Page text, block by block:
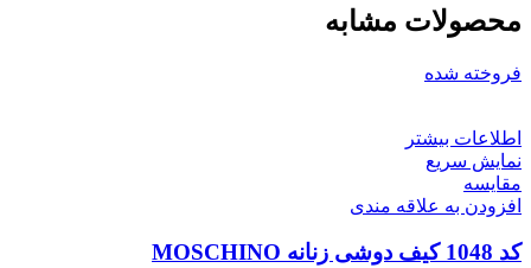
محصولات مشابه
فروخته شده
اطلاعات بیشتر
نمایش سریع
مقايسه
افزودن به علاقه مندی
کد 1048 کیف دوشی زنانه MOSCHINO